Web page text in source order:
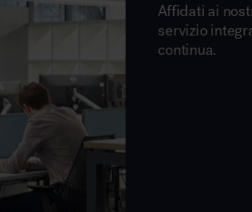
Affidati ai
servizio
continua.